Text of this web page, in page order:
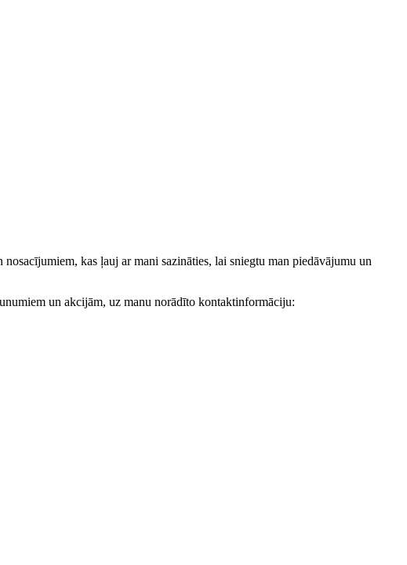
kas ļauj ar mani sazināties, lai sniegtu man piedāvājumu un
un akcijām, uz manu norādīto kontaktinformāciju: